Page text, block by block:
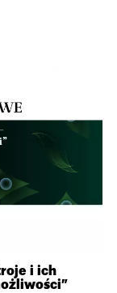
i ich